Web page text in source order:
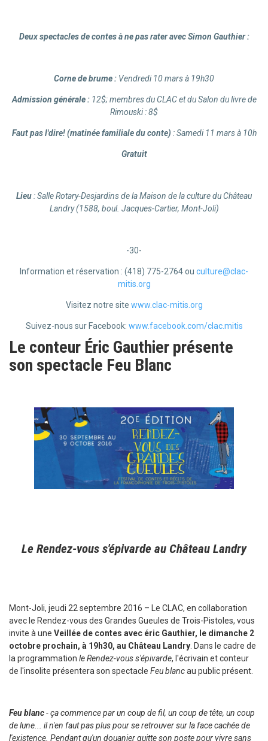
Deux spectacles de contesà ne pas rateravec Simon Gauthier :
Corne de brume: Vendredi 10 mars à 19h30
Admission générale : 12$; membres du CLAC et du Salon du livre de
Rimouski : 8$
Faut pas l'dire!(matinée familiale du conte) : Samedi 11 mars à 10h
Gratuit
Lieu : Salle Rotary-Desjardins de la Maison de la culture du Château
Landry (1588, boul. Jacques-Cartier, Mont-Joli)
-30-
Information et réservation : (418) 775-2764 ou culture@clac-
mitis.org
Visitez notre site www.clac-mitis.org
Suivez-nous sur Facebook: www.facebook.com/clac.mitis
Le conteur Éric Gauthier présente
son spectacle Feu Blanc
Le Rendez-vous s'épivarde au Château Landry
Mont-Joli, jeudi 22 septembre 2016 – Le CLAC, en collaboration
avec le Rendez-vous des Grandes Gueules de Trois-Pistoles, vous
invite à une Veillée de contes avec éric Gauthier, le dimanche 2
octobre prochain, à 19h30, au Château Landry . Dans le cadre de
la programmation le Rendez-vous s'épivarde, l'écrivain et conteur
de l'insolite présentera son spectacle Feu blancau public présent.
Feu blanc- ça commence par un coup de fil, un coup de tête, un coup
de lune... il n'en faut pas plus pour se retrouver sur la face cachée de
l'existence. Pendant qu'un douanier quitte son poste pour vivre sans